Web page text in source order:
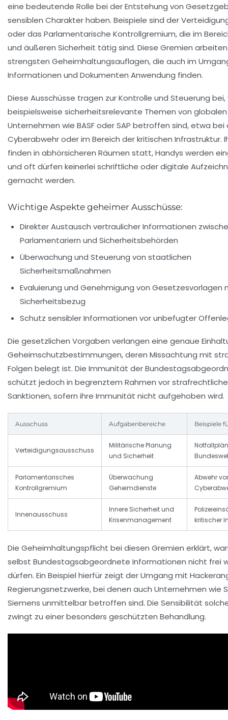
eine bedeutende Rolle bei der Entstehung von
sensiblen Charakter haben. Beispiele sind der
oder das Parlamentarische Kontrollgremium, die im
und äußeren Sicherheit tätig sind. Diese Gremien
strengsten Geheimhaltungsauflagen, die auch im
Informationen und Dokumenten Anwendung finden.
Diese Ausschüsse tragen zur Kontrolle und Steuerung bei,
beispielsweise sicherheitsrelevante Themen von globalen
Unternehmen wie BASF oder SAP betroffen sind, etwa bei
Cyberabwehr oder im Bereich der kritischen Infrastruktur.
finden in abhörsicheren Räumen statt, Handys werden
und oft dürfen keinerlei schriftliche oder digitale
gemacht werden.
Wichtige Aspekte geheimer Ausschüsse:
Direkter Austausch vertraulicher Informationen
Parlamentariern und Sicherheitsbehörden
Überwachung und Steuerung von staatlichen
Sicherheitsmaßnahmen
Evaluierung und Genehmigung von Gesetzesvorlagen
Sicherheitsbezug
Schutz sensibler Informationen vor unbefugter
Die gesetzlichen Vorgaben verlangen eine genaue
Geheimschutzbestimmungen, deren Missachtung mit
Folgen belegt ist. Die Immunität der
schützt jedoch in begrenztem Rahmen vor
Sanktionen, sofern ihre Immunität nicht aufgehoben wird.
Ausschuss Aufgabenbereiche Beispiele
Verteidigungsausschuss
Militärische Planung
und Sicherheit
Parlamentarisches
Kontrollgremium
Überwachung
Geheimdienste
Abwehr
Innenausschuss
Innere Sicherheit und
Krisenmanagement
kritischer
Die Geheimhaltungspflicht bei diesen Gremien erklärt,
selbst Bundestagsabgeordnete Informationen nicht frei
dürfen. Ein Beispiel hierfür zeigt der Umgang mit
Regierungsnetzwerke, bei denen auch Unternehmen wie
Siemens unmittelbar betroffen sind. Die Sensibilität
zwingt zu einer besonders geschützten Behandlung.